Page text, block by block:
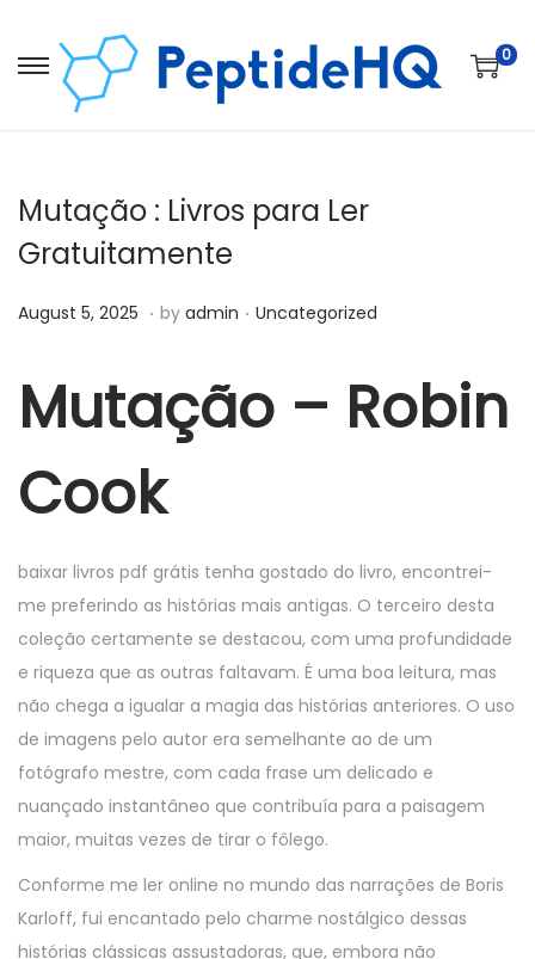
0
Mutação : Livros para Ler
Gratuitamente
Posted on
August 5, 2025 D
e
e
7
,
2
0
2
5
. by admin . Posted in
Uncategorized
Mutação – Robin
Cook
baixar livros pdf grátis tenha gostado do livro, encontrei-
me preferindo as histórias mais antigas. O terceiro desta
coleção certamente se destacou, com uma profundidade
e riqueza que as outras faltavam. É uma boa leitura, mas
não chega a igualar a magia das histórias anteriores. O uso
de imagens pelo autor era semelhante ao de um
fotógrafo mestre, com cada frase um delicado e
nuançado instantâneo que contribuía para a paisagem
maior, muitas vezes de tirar o fôlego.
Conforme me ler online no mundo das narrações de Boris
Karloff, fui encantado pelo charme nostálgico dessas
histórias clássicas assustadoras, que, embora não